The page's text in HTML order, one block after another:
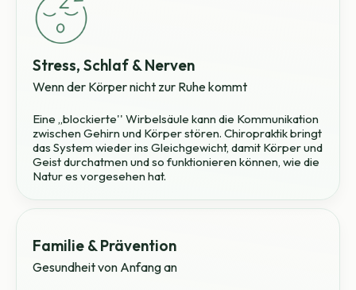
Stress, Schlaf & Nerven
Wenn der Körper nicht zur Ruhe kommt
Eine ,,blockierte'' Wirbelsäule kann die Kommunikation
zwischen Gehirn und Körper stören. Chiropraktik bringt
das System wieder ins Gleichgewicht, damit Körper und
Geist durchatmen und so funktionieren können, wie die
Natur es vorgesehen hat.
Familie & Prävention
Gesundheit von Anfang an